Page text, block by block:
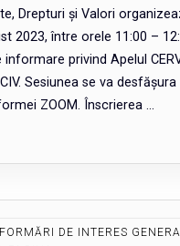
Drepturi și Valori
2023, între orele 11:00 –
informare privind Apelul
Sesiunea se va desfășura
ZOOM. Înscrierea …
DE INTERES